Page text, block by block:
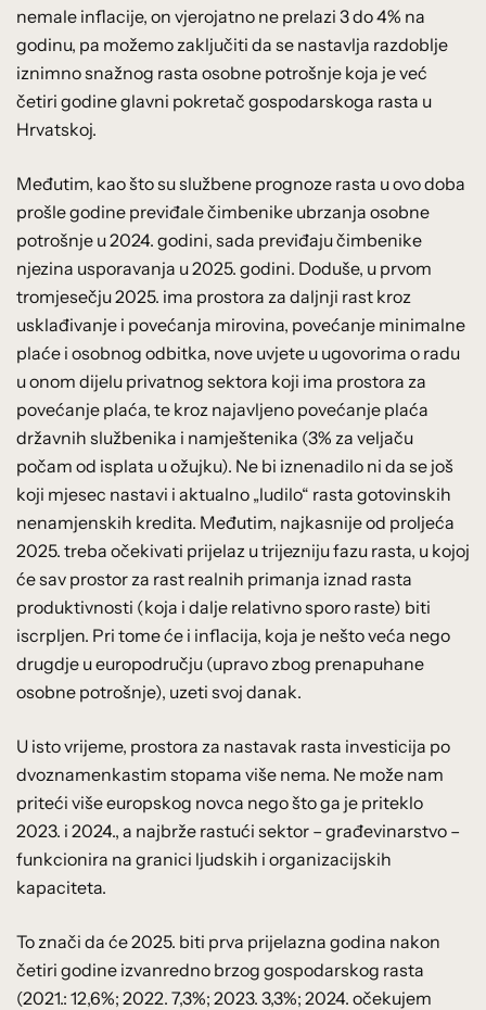
nemale inflacije, on vjerojatno ne prelazi 3 do 4% na
godinu, pa možemo zaključiti da se nastavlja razdoblje
iznimno snažnog rasta osobne potrošnje koja je već
četiri godine glavni pokretač gospodarskoga rasta u
Hrvatskoj.
Međutim, kao što su službene prognoze rasta u ovo doba
prošle godine previđale čimbenike ubrzanja osobne
potrošnje u 2024. godini, sada previđaju čimbenike
njezina usporavanja u 2025. godini. Doduše, u prvom
tromjesečju 2025. ima prostora za daljnji rast kroz
usklađivanje i povećanja mirovina, povećanje minimalne
plaće i osobnog odbitka, nove uvjete u ugovorima o radu
u onom dijelu privatnog sektora koji ima prostora za
povećanje plaća, te kroz najavljeno povećanje plaća
državnih službenika i namještenika (3% za veljaču
počam od isplata u ožujku). Ne bi iznenadilo ni da se još
koji mjesec nastavi i aktualno „ludilo“ rasta gotovinskih
nenamjenskih kredita. Međutim, najkasnije od proljeća
2025. treba očekivati prijelaz u trijezniju fazu rasta, u kojoj
će sav prostor za rast realnih primanja iznad rasta
produktivnosti (koja i dalje relativno sporo raste) biti
iscrpljen. Pri tome će i inflacija, koja je nešto veća nego
drugdje u europodručju (upravo zbog prenapuhane
osobne potrošnje), uzeti svoj danak.
U isto vrijeme, prostora za nastavak rasta investicija po
dvoznamenkastim stopama više nema. Ne može nam
priteći više europskog novca nego što ga je priteklo
2023. i 2024., a najbrže rastući sektor – građevinarstvo –
funkcionira na granici ljudskih i organizacijskih
kapaciteta.
To znači da će 2025. biti prva prijelazna godina nakon
četiri godine izvanredno brzog gospodarskog rasta
(2021.: 12,6%; 2022. 7,3%; 2023. 3,3%; 2024. očekujem